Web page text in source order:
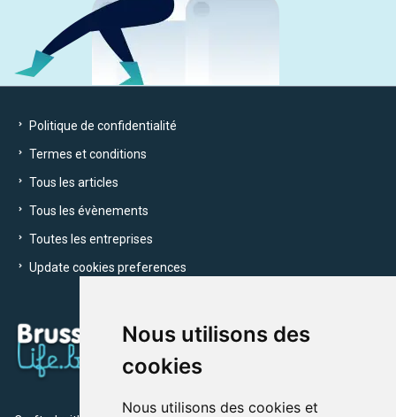
Nous utilisons des
cookies
Nous utilisons des cookies et
Politique de confidentialité
Termes et conditions
Tous les articles
Tous les évènements
Toutes les entreprises
Update cookies preferences